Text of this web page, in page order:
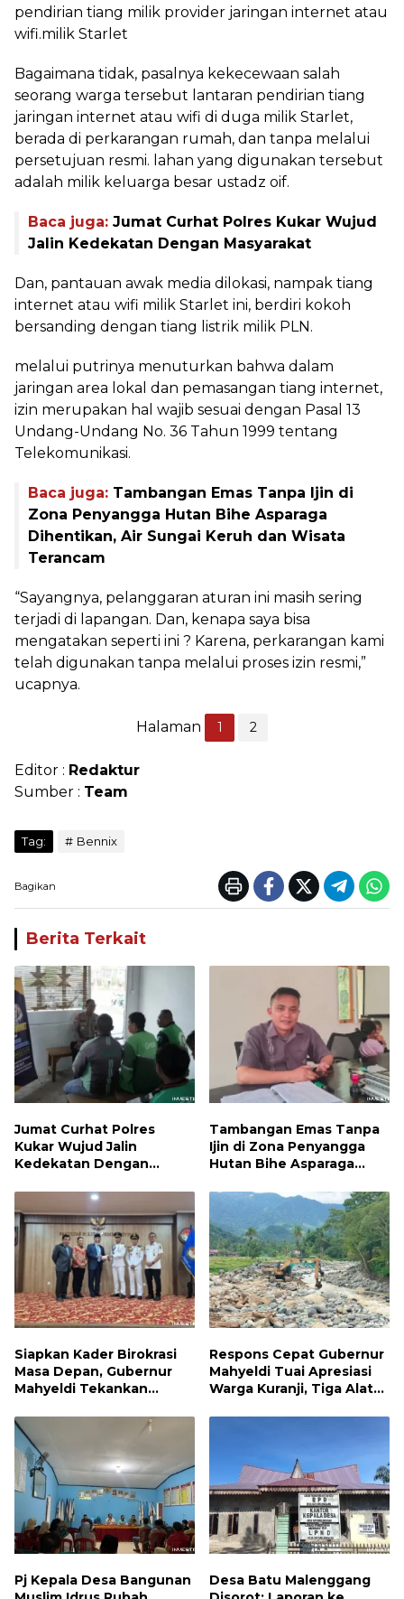
pendirian tiang milik provider jaringan internet atau
wifi.milik Starlet
Bagaimana tidak, pasalnya kekecewaan salah
seorang warga tersebut lantaran pendirian tiang
jaringan internet atau wifi di duga milik Starlet,
berada di perkarangan rumah, dan tanpa melalui
persetujuan resmi. lahan yang digunakan tersebut
adalah milik keluarga besar ustadz oif.
Baca juga: Jumat Curhat Polres Kukar Wujud
Jalin Kedekatan Dengan Masyarakat
Dan, pantauan awak media dilokasi, nampak tiang
internet atau wifi milik Starlet ini, berdiri kokoh
bersanding dengan tiang listrik milik PLN.
melalui putrinya menuturkan bahwa dalam
jaringan area lokal dan pemasangan tiang internet,
izin merupakan hal wajib sesuai dengan Pasal 13
Undang-Undang No. 36 Tahun 1999 tentang
Telekomunikasi.
Baca juga: Tambangan Emas Tanpa Ijin di
Zona Penyangga Hutan Bihe Asparaga
Dihentikan, Air Sungai Keruh dan Wisata
Terancam
“Sayangnya, pelanggaran aturan ini masih sering
terjadi di lapangan. Dan, kenapa saya bisa
mengatakan seperti ini ? Karena, perkarangan kami
telah digunakan tanpa melalui proses izin resmi,”
ucapnya.
Halaman 1 2
Editor : Redaktur
Sumber : Team
Tag: Bennix
Bagikan
Berita Terkait
Jumat Curhat Polres
Kukar Wujud Jalin
Kedekatan Dengan
Tambangan Emas Tanpa
Ijin di Zona Penyangga
Hutan Bihe Asparaga
Keruh dan Wisata
Terancam
Siapkan Kader Birokrasi
Masa Depan, Gubernur
Mahyeldi Tekankan
Transformasi Digital
Kepada Praja IPDN Asal
Sumbar
Respons Cepat Gubernur
Mahyeldi Tuai Apresiasi
Warga Kuranji, Tiga Alat
Pulihkan Tanggul Jebol
Pj Kepala Desa Bangunan
Desa Batu Malenggang